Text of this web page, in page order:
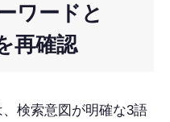
ワードと
再確認
検索意図が明確な3語